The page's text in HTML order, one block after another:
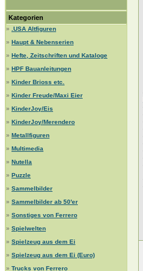
Kategorien
»
.USA Altfiguren
» Haupt & Nebenserien
» Hefte, Zeitschriften und Kataloge
» HPF Bauanleitungen
» Kinder Brioss etc.
» Kinder Freude/Maxi Eier
» KinderJoy/Eis
» KinderJoy/Merendero
» Metallfiguren
» Multimedia
» Nutella
» Puzzle
» Sammelbilder
» Sammelbilder ab 50'er
» Sonstiges von Ferrero
» Spielwelten
» Spielzeug aus dem Ei
» Spielzeug aus dem Ei (Euro)
» Trucks von Ferrero